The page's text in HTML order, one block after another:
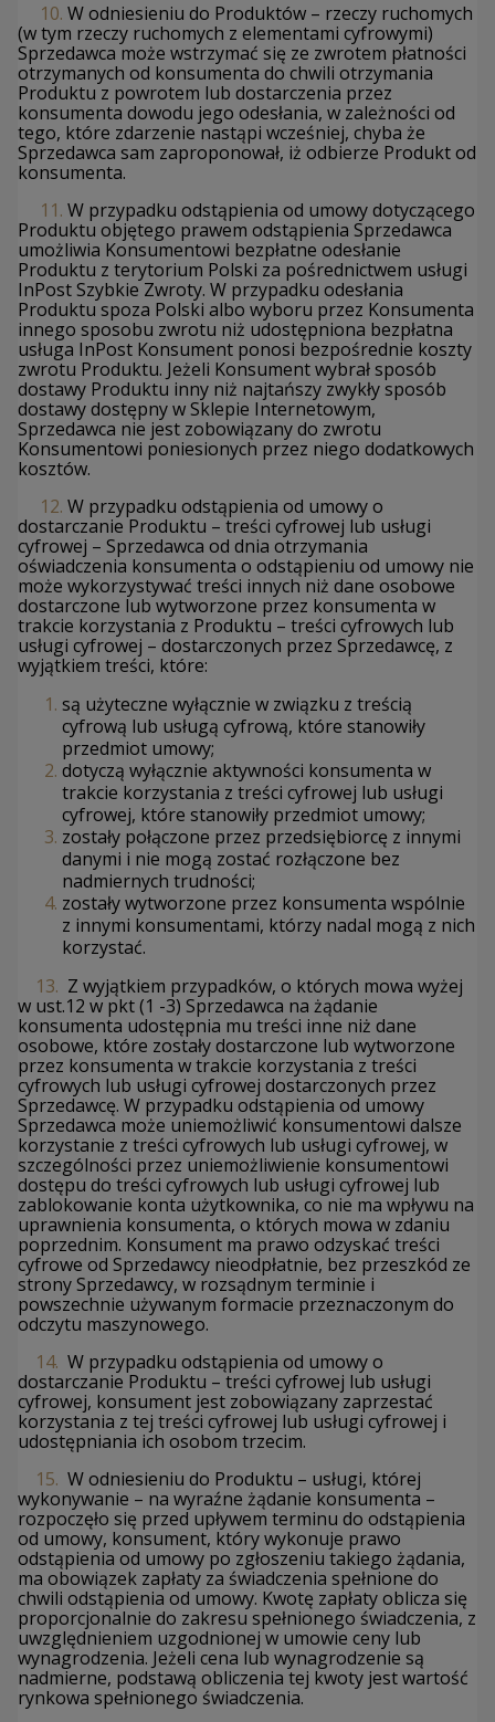
10. W odniesieniu do Produktów – rzeczy ruchomych
(w tym rzeczy ruchomych z elementami cyfrowymi)
Sprzedawca może wstrzymać się ze zwrotem płatności
otrzymanych od konsumenta do chwili otrzymania
Produktu z powrotem lub dostarczenia przez
konsumenta dowodu jego odesłania, w zależności od
tego, które zdarzenie nastąpi wcześniej, chyba że
Sprzedawca sam zaproponował, iż odbierze Produkt od
konsumenta.
11. W przypadku odstąpienia od umowy dotyczącego
Produktu objętego prawem odstąpienia Sprzedawca
umożliwia Konsumentowi bezpłatne odesłanie
Produktu z terytorium Polski za pośrednictwem usługi
InPost Szybkie Zwroty. W przypadku odesłania
Produktu spoza Polski albo wyboru przez Konsumenta
innego sposobu zwrotu niż udostępniona bezpłatna
usługa InPost Konsument ponosi bezpośrednie koszty
zwrotu Produktu. Jeżeli Konsument wybrał sposób
dostawy Produktu inny niż najtańszy zwykły sposób
dostawy dostępny w Sklepie Internetowym,
Sprzedawca nie jest zobowiązany do zwrotu
Konsumentowi poniesionych przez niego dodatkowych
kosztów.
12. W przypadku odstąpienia od umowy o
dostarczanie Produktu – treści cyfrowej lub usługi
cyfrowej – Sprzedawca od dnia otrzymania
oświadczenia konsumenta o odstąpieniu od umowy nie
może wykorzystywać treści innych niż dane osobowe
dostarczone lub wytworzone przez konsumenta w
trakcie korzystania z Produktu – treści cyfrowych lub
usługi cyfrowej – dostarczonych przez Sprzedawcę, z
wyjątkiem treści, które:
są użyteczne wyłącznie w związku z treścią
cyfrową lub usługą cyfrową, które stanowiły
przedmiot umowy;
dotyczą wyłącznie aktywności konsumenta w
trakcie korzystania z treści cyfrowej lub usługi
cyfrowej, które stanowiły przedmiot umowy;
zostały połączone przez przedsiębiorcę z innymi
danymi i nie mogą zostać rozłączone bez
nadmiernych trudności;
zostały wytworzone przez konsumenta wspólnie
z innymi konsumentami, którzy nadal mogą z nich
korzystać.
13. Z wyjątkiem przypadków, o których mowa wyżej
w ust.12 w pkt (1 -3) Sprzedawca na żądanie
konsumenta udostępnia mu treści inne niż dane
osobowe, które zostały dostarczone lub wytworzone
przez konsumenta w trakcie korzystania z treści
cyfrowych lub usługi cyfrowej dostarczonych przez
Sprzedawcę. W przypadku odstąpienia od umowy
Sprzedawca może uniemożliwić konsumentowi dalsze
korzystanie z treści cyfrowych lub usługi cyfrowej, w
szczególności przez uniemożliwienie konsumentowi
dostępu do treści cyfrowych lub usługi cyfrowej lub
zablokowanie konta użytkownika, co nie ma wpływu na
uprawnienia konsumenta, o których mowa w zdaniu
poprzednim. Konsument ma prawo odzyskać treści
cyfrowe od Sprzedawcy nieodpłatnie, bez przeszkód ze
strony Sprzedawcy, w rozsądnym terminie i
powszechnie używanym formacie przeznaczonym do
odczytu maszynowego.
14. W przypadku odstąpienia od umowy o
dostarczanie Produktu – treści cyfrowej lub usługi
cyfrowej, konsument jest zobowiązany zaprzestać
korzystania z tej treści cyfrowej lub usługi cyfrowej i
udostępniania ich osobom trzecim.
15. W odniesieniu do Produktu – usługi, której
wykonywanie – na wyraźne żądanie konsumenta –
rozpoczęło się przed upływem terminu do odstąpienia
od umowy, konsument, który wykonuje prawo
odstąpienia od umowy po zgłoszeniu takiego żądania,
ma obowiązek zapłaty za świadczenia spełnione do
chwili odstąpienia od umowy. Kwotę zapłaty oblicza się
proporcjonalnie do zakresu spełnionego świadczenia, z
uwzględnieniem uzgodnionej w umowie ceny lub
wynagrodzenia. Jeżeli cena lub wynagrodzenie są
nadmierne, podstawą obliczenia tej kwoty jest wartość
rynkowa spełnionego świadczenia.